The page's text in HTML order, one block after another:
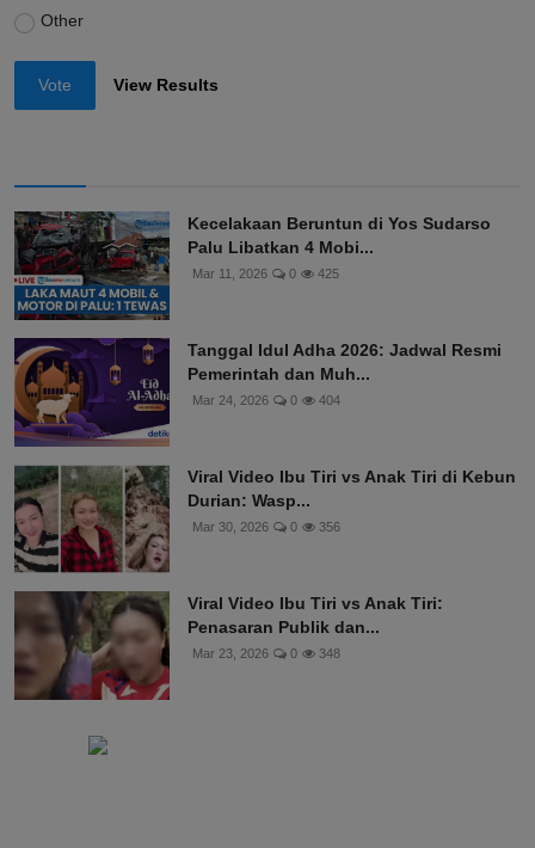
Other
Vote View Results
Kecelakaan Beruntun di Yos Sudarso
Palu Libatkan 4 Mobi...
Mar 11, 2026 0 425
Tanggal Idul Adha 2026: Jadwal Resmi
Pemerintah dan Muh...
Mar 24, 2026 0 404
Viral Video Ibu Tiri vs Anak Tiri di Kebun
Durian: Wasp...
Mar 30, 2026 0 356
Viral Video Ibu Tiri vs Anak Tiri:
Penasaran Publik dan...
Mar 23, 2026 0 348